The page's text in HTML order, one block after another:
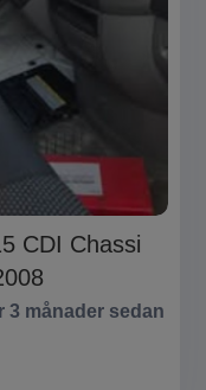
CDI Chassi
3 månader sedan